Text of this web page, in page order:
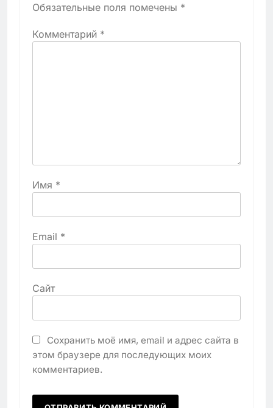
Обязательные поля помечены *
Комментарий *
Имя *
Email *
Сайт
Сохранить моё имя, email и адрес сайта в
этом браузере для последующих моих
комментариев.